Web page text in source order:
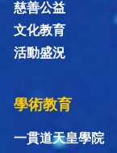
慈善公益
文化教育
活動盛況
學術教育
一貫道天皇學院